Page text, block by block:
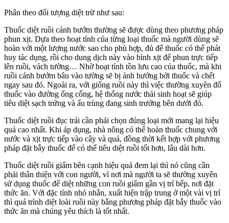
Phân theo đối tượng diệt trừ như sau:
Thuốc diệt ruồi cánh bướm thường sẽ được dùng theo phương pháp
phun xịt. Dựa theo hoạt tính của từng loại thuốc mà người dùng sẽ
hoàn với một lượng nước sao cho phù hợp, đủ để thuốc có thể phát
huy tác dụng, rồi cho dung dịch này vào bình xịt để phun trực tiếp
lên ruồi, vách tường… Nhờ hoạt tính tồn lưu cao của thuốc, mà khi
ruồi cánh bướm bâu vào tường sẽ bị ảnh hưởng bởi thuốc và chết
ngay sau đó. Ngoài ra, với giống ruồi này thì việc thường xuyên đổ
thuốc vào đường ống cống, hệ thống nước thải sinh hoạt sẽ giúp
tiêu diệt sạch trứng và ấu trùng đang sinh trưởng bên dưới đó.
Thuốc diệt ruồi đục trái cần phải chọn đúng loại mới mang lại hiệu
quả cao nhất. Khi áp dụng, nhà nông có thể hoàn thuốc chung với
nước và xịt trực tiếp vào cây và quả, đồng thời kết hợp với phương
pháp đặt bẫy thuốc để có thể tiêu diệt ruồi tốt hơn, lâu dài hơn.
Thuốc diệt ruồi giấm bên cạnh hiệu quả đem lại thì nó cũng cần
phải thân thiện với con người, vì nơi mà người ta sẽ thường xuyên
sử dụng thuốc để diệt những con ruồi giấm gần vị trí bếp, nơi đặt
thức ăn. Với đặc tính nhỏ nhắn, xuất hiện trập trung ở một vài vị trí
thì quá trình diệt loài ruồi này bằng phương pháp đặt bẫy thuốc vào
thức ăn mà chúng yêu thích là tốt nhất.